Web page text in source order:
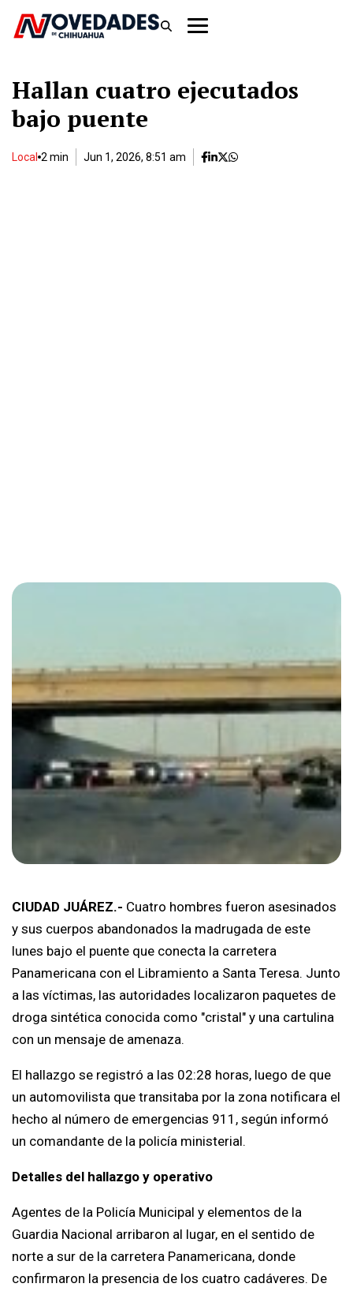
Hallan cuatro ejecutados
bajo puente
Local 2 min Jun 1, 2026, 8:51 am
CIUDAD JUÁREZ.- Cuatro hombres fueron asesinados
y sus cuerpos abandonados la madrugada de este
lunes bajo el puente que conecta la carretera
Panamericana con el Libramiento a Santa Teresa. Junto
a las víctimas, las autoridades localizaron paquetes de
droga sintética conocida como "cristal" y una cartulina
con un mensaje de amenaza.
El hallazgo se registró a las 02:28 horas, luego de que
un automovilista que transitaba por la zona notificara el
hecho al número de emergencias 911, según informó
un comandante de la policía ministerial.
Detalles del hallazgo y operativo
Agentes de la Policía Municipal y elementos de la
Guardia Nacional arribaron al lugar, en el sentido de
norte a sur de la carretera Panamericana, donde
confirmaron la presencia de los cuatro cadáveres. De